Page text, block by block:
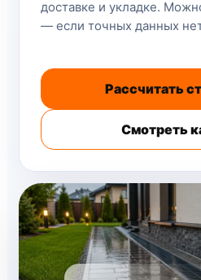
доставке и укладке.
— если точных данных
Рассчитать
Смотреть